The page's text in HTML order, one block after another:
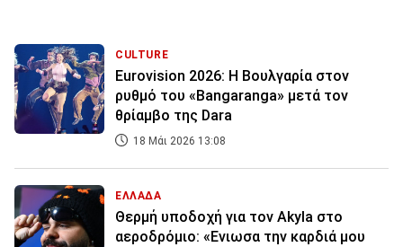
CULTURE
Eurovision 2026: Η Βουλγαρία στον
ρυθμό του «Bangaranga» μετά τον
θρίαμβο της Dara
18 Μάι 2026 13:08
ΕΛΛΑΔΑ
Θερμή υποδοχή για τον Akyla στο
αεροδρόμιο: «Ενιωσα την καρδιά μου